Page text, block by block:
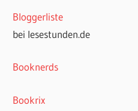
Bloggerliste
bei lesestunden.de
Booknerds
Bookrix